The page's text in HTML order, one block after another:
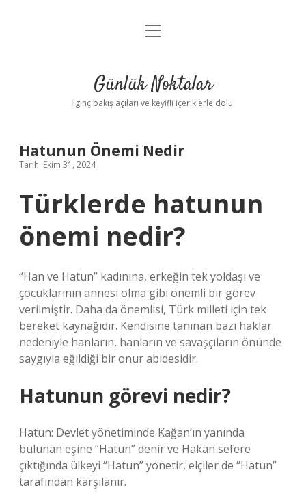
Anasayfa
Yasal Uyarı
menüyü
Günlük Noktalar
İlginç bakış açıları ve keyifli içeriklerle dolu.
Hatunun Önemi Nedir
Tarih: Ekim 31, 2024
Türklerde hatunun
önemi nedir?
“Han ve Hatun” kadınına, erkeğin tek yoldaşı ve
çocuklarının annesi olma gibi önemli bir görev
verilmiştir. Daha da önemlisi, Türk milleti için tek
bereket kaynağıdır. Kendisine tanınan bazı haklar
nedeniyle hanların, hanların ve savaşçıların önünde
saygıyla eğildiği bir onur abidesidir.
Hatunun görevi nedir?
Hatun: Devlet yönetiminde Kağan’ın yanında
bulunan eşine “Hatun” denir ve Hakan sefere
çıktığında ülkeyi “Hatun” yönetir, elçiler de “Hatun”
tarafından karşılanır.